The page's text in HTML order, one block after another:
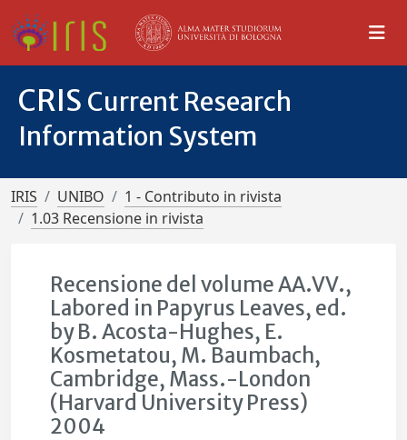
CRIS Current Research
Information System
IRIS UNIBO
1 - Contributo in rivista
1.03 Recensione in rivista
Recensione del volume AA.VV.,
Labored in Papyrus Leaves, ed.
by B. Acosta-Hughes, E.
Kosmetatou, M. Baumbach,
Cambridge, Mass.-London
(Harvard University Press)
2004